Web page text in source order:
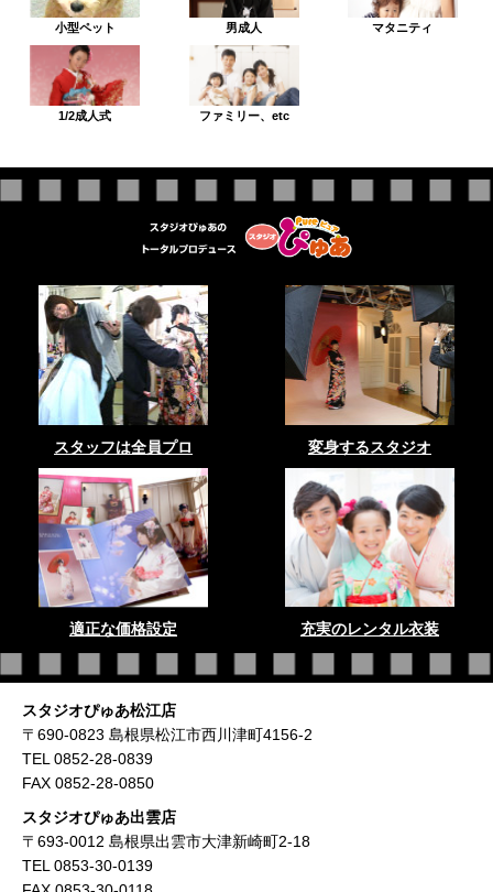
小型ペット 男成人 マタニティ
1/2成人式 ファミリー、etc
スタッフは全員プロ 変身するスタジオ
適正な価格設定 充実のレンタル衣装
スタジオぴゅあ松江店
〒690-0823 島根県松江市西川津町4156-2
TEL 0852-28-0839
FAX 0852-28-0850
スタジオぴゅあ出雲店
〒693-0012 島根県出雲市大津新崎町2-18
TEL 0853-30-0139